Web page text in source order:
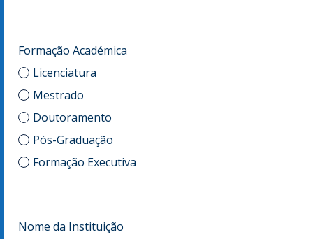
Formação Académica
Licenciatura
Mestrado
Doutoramento
Pós-Graduação
Formação Executiva
Nome da Instituição